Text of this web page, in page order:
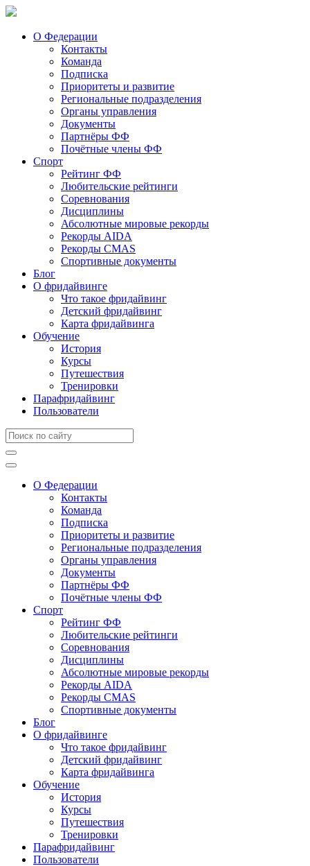
О Федерации
Контакты
Команда
Подписка
Приоритеты и развитие
Региональные подразделения
Органы управления
Документы
Партнёры ФФ
Почётные члены ФФ
Спорт
Рейтинг ФФ
Любительские рейтинги
Соревнования
Дисциплины
Абсолютные мировые рекорды
Рекорды AIDA
Рекорды CMAS
Спортивные документы
Блог
О фридайвинге
Что такое фридайвинг
Детский фридайвинг
Карта фридайвинга
Обучение
История
Курсы
Путешествия
Тренировки
Парафридайвинг
Пользователи
О Федерации
Контакты
Команда
Подписка
Приоритеты и развитие
Региональные подразделения
Органы управления
Документы
Партнёры ФФ
Почётные члены ФФ
Спорт
Рейтинг ФФ
Любительские рейтинги
Соревнования
Дисциплины
Абсолютные мировые рекорды
Рекорды AIDA
Рекорды CMAS
Спортивные документы
Блог
О фридайвинге
Что такое фридайвинг
Детский фридайвинг
Карта фридайвинга
Обучение
История
Курсы
Путешествия
Тренировки
Парафридайвинг
Пользователи